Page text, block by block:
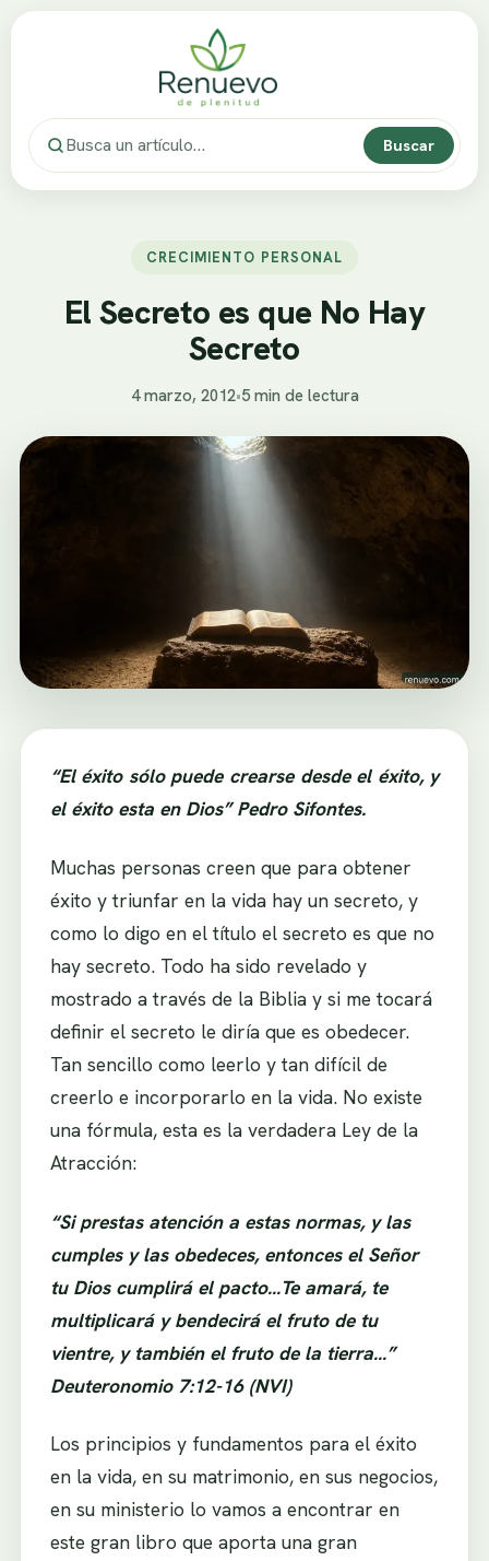
Buscar
CRECIMIENTO PERSONAL
El Secreto es que No Hay
Secreto
4 marzo, 2012•5 min de lectura
“El éxito sólo puede crearse desde el éxito, y
el éxito esta en Dios” Pedro Sifontes.
Muchas personas creen que para obtener
éxito y triunfar en la vida hay un secreto, y
como lo digo en el título el secreto es que no
hay secreto. Todo ha sido revelado y
mostrado a través de la Biblia y si me tocará
definir el secreto le diría que es obedecer.
Tan sencillo como leerlo y tan difícil de
creerlo e incorporarlo en la vida. No existe
una fórmula, esta es la verdadera Ley de la
Atracción:
“Si prestas atención a estas normas, y las
cumples y las obedeces, entonces el Señor
tu Dios cumplirá el pacto…Te amará, te
multiplicará y bendecirá el fruto de tu
vientre, y también el fruto de la tierra…”
Deuteronomio 7:12-16 (NVI)
Los principios y fundamentos para el éxito
en la vida, en su matrimonio, en sus negocios,
en su ministerio lo vamos a encontrar en
este gran libro que aporta una gran